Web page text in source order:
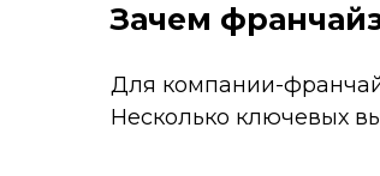
Зачем
Для компании-
Несколько ключевых